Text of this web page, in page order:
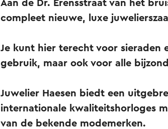
Aan de Dr. Erensstraat van het
compleet nieuwe, luxe
Je kunt hier terecht voor sieraden
gebruik, maar ook voor alle
Juwelier Haesen biedt een
internationale kwaliteitshorloges
van de bekende modemerken.